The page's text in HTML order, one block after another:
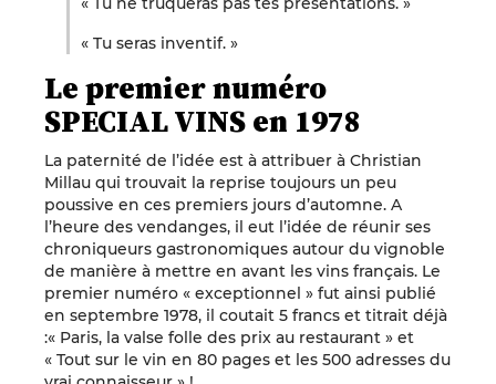
« Tu seras inventif. »
Le premier numéro
SPECIAL VINS en 1978
La paternité de l’idée est à attribuer à Christian
Millau qui trouvait la reprise toujours un peu
poussive en ces premiers jours d’automne. A
l’heure des vendanges, il eut l’idée de réunir ses
chroniqueurs gastronomiques autour du vignoble
de manière à mettre en avant les vins français. Le
premier numéro « exceptionnel » fut ainsi publié
en septembre 1978, il coutait 5 francs et titrait déjà
:« Paris, la valse folle des prix au restaurant » et
« Tout sur le vin en 80 pages et les 500 adresses du